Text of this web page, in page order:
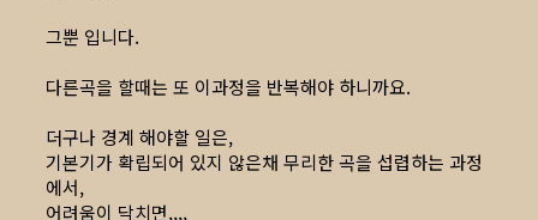
그뿐 입니다.
다른곡을 할때는 또 이과정을 반복해야 하니까요.
더구나 경계 해야할 일은,
기본기가 확립되어 있지 않은채 무리한 곡을 섭렵하는 과정
에서,
어려움이 닥치면,,,,